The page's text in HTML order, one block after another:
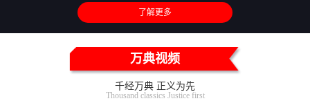
了解更多
万典视频
千经万典 正义为先
Thousand classics Justice first